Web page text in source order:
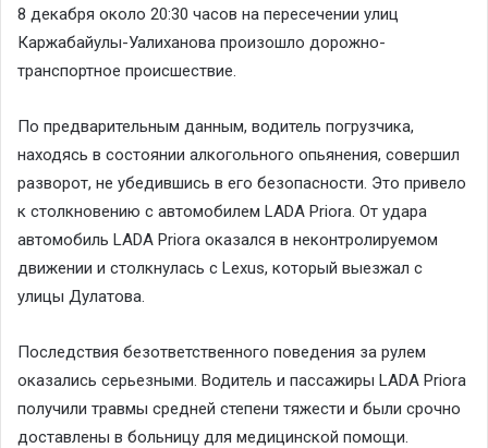
8 декабря около 20:30 часов на пересечении улиц
Каржабайулы-Уалиханова произошло дорожно-
транспортное происшествие.
По предварительным данным, водитель погрузчика,
находясь в состоянии алкогольного опьянения, совершил
разворот, не убедившись в его безопасности. Это привело
к столкновению с автомобилем LADA Priora. От удара
автомобиль LADA Priora оказался в неконтролируемом
движении и столкнулась с Lexus, который выезжал с
улицы Дулатова.
Последствия безответственного поведения за рулем
оказались серьезными. Водитель и пассажиры LADA Priora
получили травмы средней степени тяжести и были срочно
доставлены в больницу для медицинской помощи.